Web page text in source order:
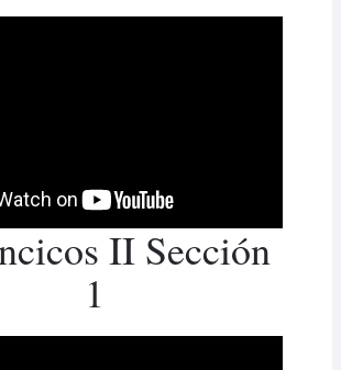
II Sección
1